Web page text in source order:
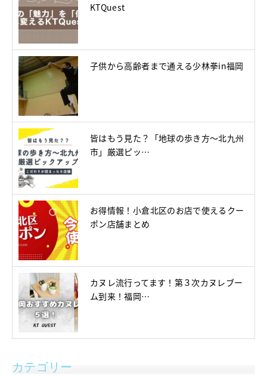
KTQuest
子供から高齢者まで通える少林拳in福岡
皆はもう見た？「地球の歩き方～北九州
市」厳選ピッ…
お得情報！小倉北区のお店で使えるクー
ポン店舗まとめ
カヌレ流行ってます！第３次カヌレブー
ム到来！福岡…
カテゴリー